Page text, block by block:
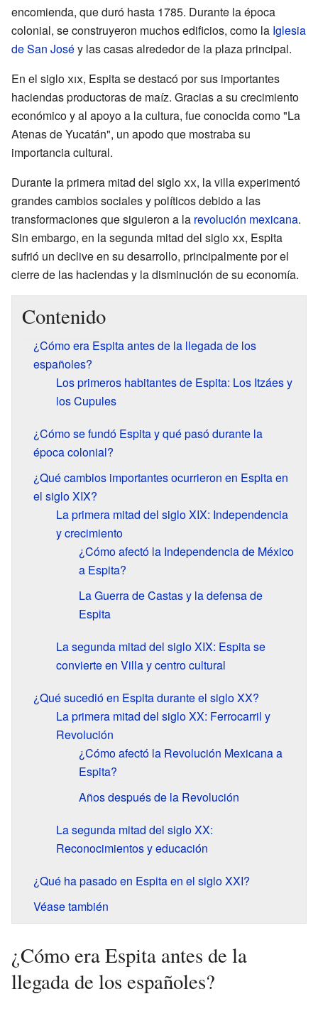
encomienda, que duró hasta 1785. Durante la época
colonial, se construyeron muchos edificios, como la Iglesia
de San Joséy las casas alrededor de la plaza principal.
En el sigloxix, Espita se destacó por sus importantes
haciendas productoras de maíz. Gracias a su crecimiento
económico y al apoyo a la cultura, fue conocida como "La
Atenas de Yucatán", un apodo que mostraba su
importancia cultural.
Durante la primera mitad del sigloxx, la villa experimentó
grandes cambios sociales y políticos debido a las
transformaciones que siguieron a la revolución mexicana.
Sin embargo, en la segunda mitad del sigloxx, Espita
sufrió un declive en su desarrollo, principalmente por el
cierre de las haciendas y la disminución de su economía.
Contenido
¿Cómo era Espita antes de la llegada de los
españoles?
Los primeros habitantes de Espita: Los Itzáes y
los Cupules
¿Cómo se fundó Espita y qué pasó durante la
época colonial?
¿Qué cambios importantes ocurrieron en Espita en
el siglo XIX?
La primera mitad del siglo XIX: Independencia
y crecimiento
¿Cómo afectó la Independencia de México
a Espita?
La Guerra de Castas y la defensa de
Espita
La segunda mitad del siglo XIX: Espita se
convierte en Villa y centro cultural
¿Qué sucedió en Espita durante el siglo XX?
La primera mitad del siglo XX: Ferrocarril y
Revolución
¿Cómo afectó la Revolución Mexicana a
Espita?
Años después de la Revolución
La segunda mitad del siglo XX:
Reconocimientos y educación
¿Qué ha pasado en Espita en el siglo XXI?
Véase también
¿Cómo era Espita antes de la
llegada de los españoles?